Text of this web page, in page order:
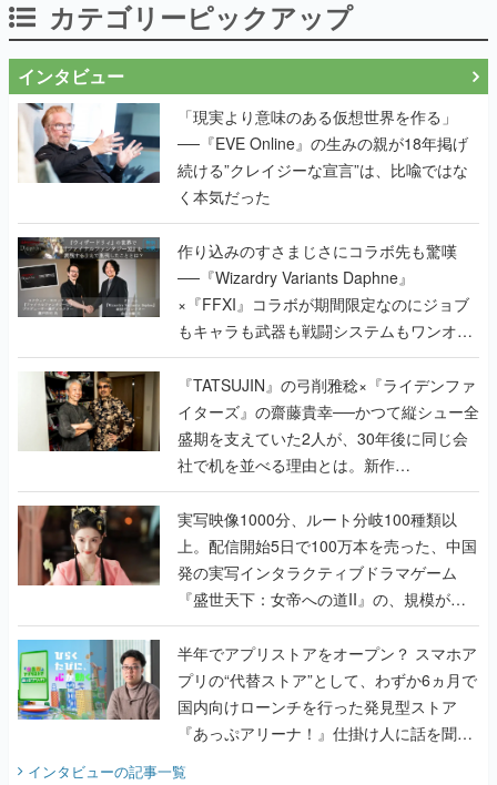
カテゴリーピックアップ
インタビュー
「現実より意味のある仮想世界を作る」
──『EVE Online』の生みの親が18年掲げ
続ける”クレイジーな宣言”は、比喩ではな
く本気だった
作り込みのすさまじさにコラボ先も驚嘆
──『Wizardry Variants Daphne』
×『FFXI』コラボが期間限定なのにジョブ
もキャラも武器も戦闘システムもワンオフ
で作り込まれた理由を両ディレクターに聞
く
『TATSUJIN』の弓削雅稔×『ライデンファ
イターズ』の齋藤貴幸──かつて縦シュー全
盛期を支えていた2人が、30年後に同じ会
社で机を並べる理由とは。新作
『TATSUJIN EXTREME』で初タッグを組
んだレジェンド2人に訊く開発秘話
実写映像1000分、ルート分岐100種類以
上。配信開始5日で100万本を売った、中国
発の実写インタラクティブドラマゲーム
『盛世天下：女帝への道II』の、規模が違
うこだわりをプロデューサーに聞いた
半年でアプリストアをオープン？ スマホア
プリの“代替ストア”として、わずか6ヵ月で
国内向けローンチを行った発見型ストア
『あっぷアリーナ！』仕掛け人に話を聞い
インタビューの記事一覧